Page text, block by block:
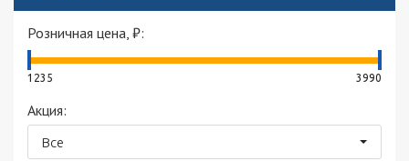
Розничная цена, ₽:
1235 3990
Акция:
Все